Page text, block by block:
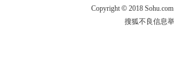
Copyright © 2018
搜狐不良信息